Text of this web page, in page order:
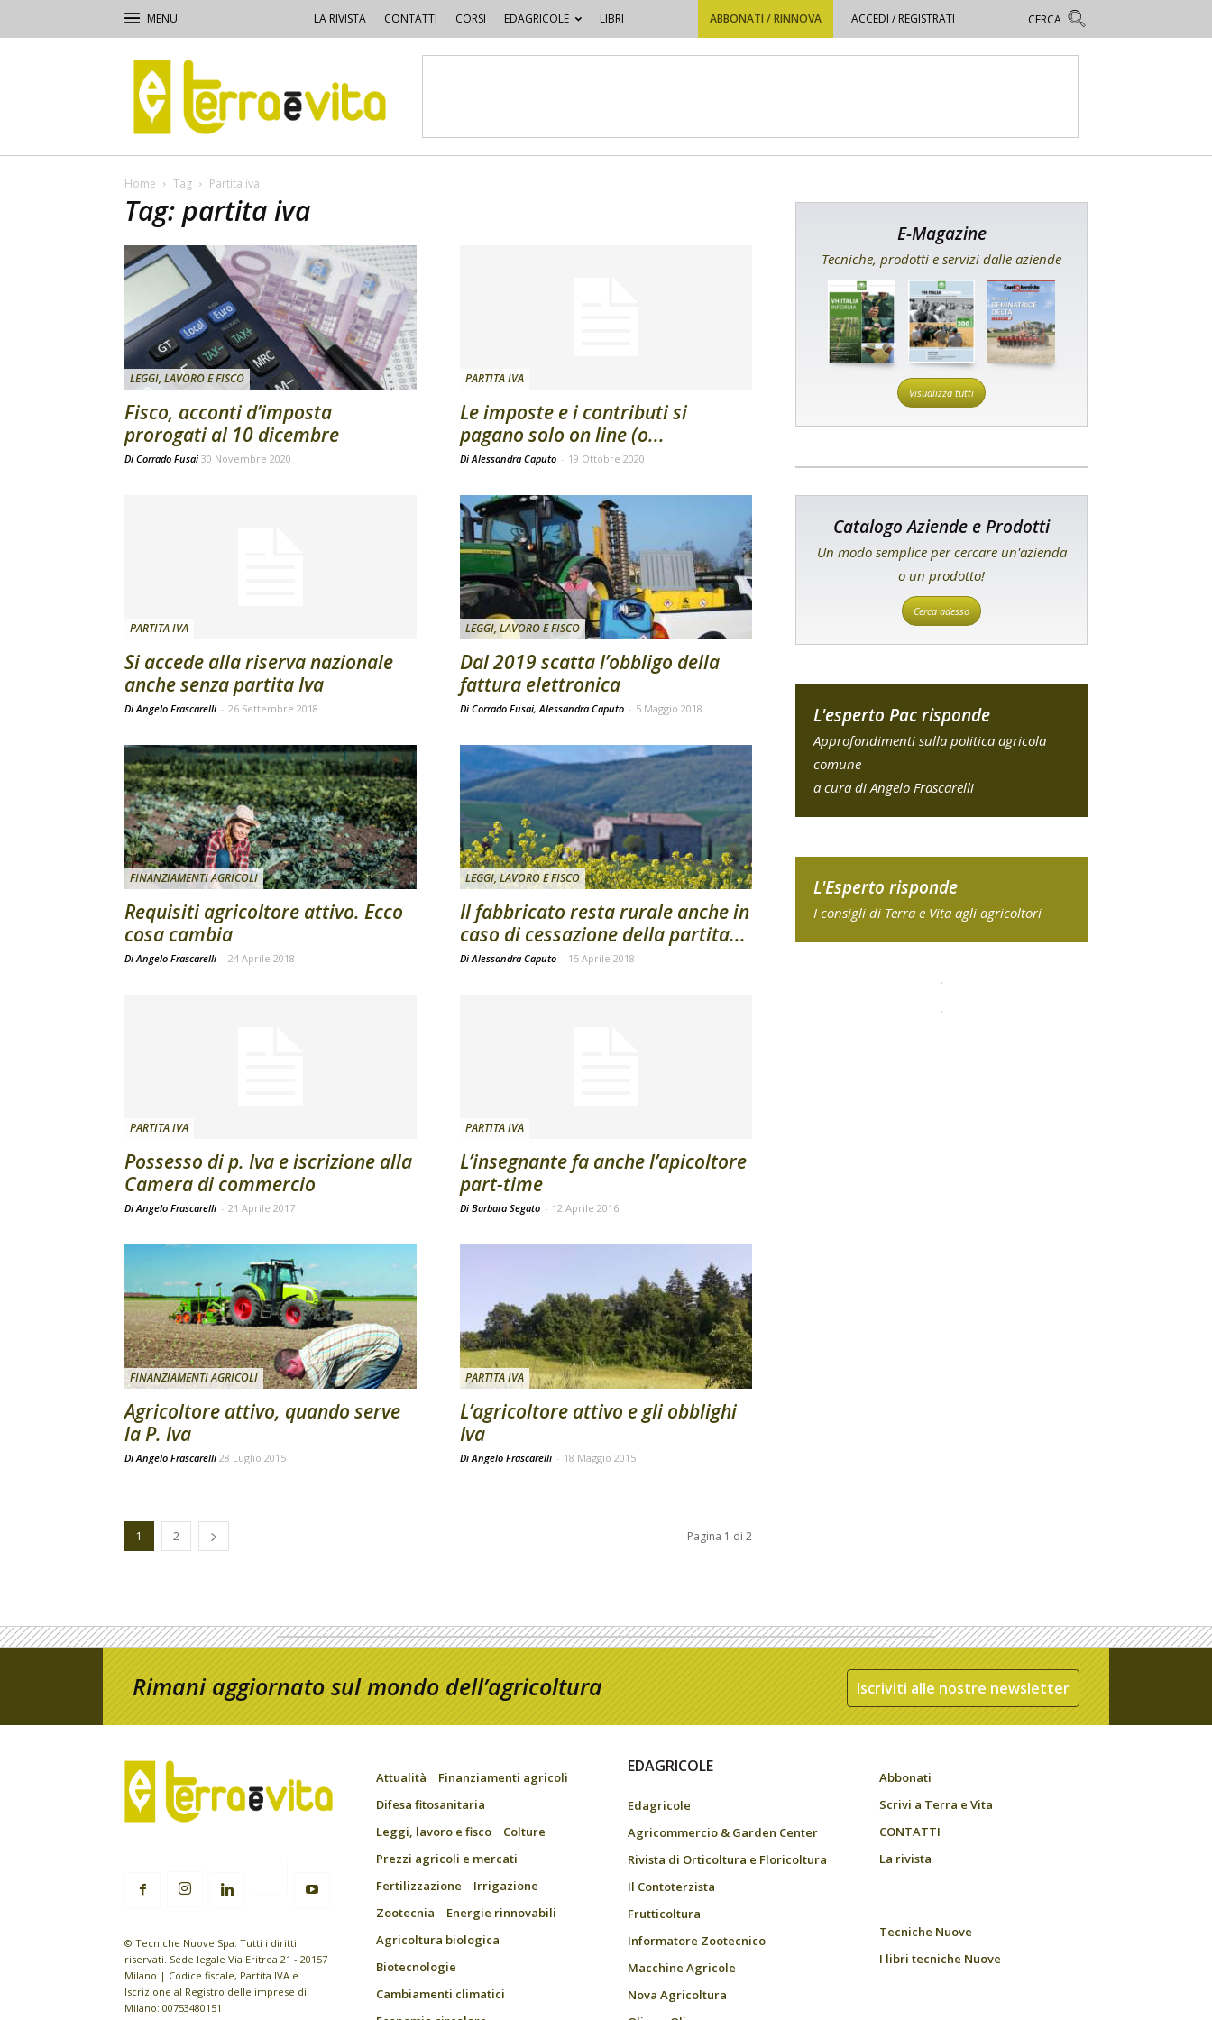
LA RIVISTA CONTATTI CORSI EDAGRICOLE LIBRI ABBONATI / RINNOVA ACCEDI / REGISTRATI
Terra
e
Vita
Home Tag Partita iva
Tag: partita iva
LEGGI, LAVORO E FISCO
Fisco, acconti d’imposta
prorogati al 10 dicembre
Di Corrado Fusai 30 Novembre 2020
PARTITA IVA
Le imposte e i contributi si
pagano solo on line (o...
Di Alessandra Caputo - 19 Ottobre 2020
PARTITA IVA
Si accede alla riserva nazionale
anche senza partita Iva
Di Angelo Frascarelli - 26 Settembre 2018
LEGGI, LAVORO E FISCO
Dal 2019 scatta l’obbligo della
fattura elettronica
Di Corrado Fusai, Alessandra Caputo - 5 Maggio 2018
FINANZIAMENTI AGRICOLI
Requisiti agricoltore attivo. Ecco
cosa cambia
Di Angelo Frascarelli - 24 Aprile 2018
LEGGI, LAVORO E FISCO
Il fabbricato resta rurale anche in
caso di cessazione della partita...
Di Alessandra Caputo - 15 Aprile 2018
PARTITA IVA
Possesso di p. Iva e iscrizione alla
Camera di commercio
Di Angelo Frascarelli - 21 Aprile 2017
PARTITA IVA
L’insegnante fa anche l’apicoltore
part-time
Di Barbara Segato - 12 Aprile 2016
FINANZIAMENTI AGRICOLI
Agricoltore attivo, quando serve
la P. Iva
DiAngelo Frascarelli 28 Luglio 2015
PARTITA IVA
L’agricoltore attivo e gli obblighi
Iva
Di Angelo Frascarelli - 18 Maggio 2015
1 2 Pagina 1 di 2
E-Magazine
Tecniche, prodotti e servizi dalle aziende
Visualizza tutti
Catalogo Aziende e Prodotti
Un modo semplice per cercare un'azienda
o un prodotto!
Cerca adesso
L'esperto Pac risponde
Approfondimenti sulla politica agricola
comune
a cura di Angelo Frascarelli
L'Esperto risponde
I consigli di Terra e Vita agli agricoltori
Rimani aggiornato sul mondo dell’agricoltura Iscriviti alle nostre newsletter
© Tecniche Nuove Spa. Tutti i diritti
riservati. Sede legale Via Eritrea 21 - 20157
Milano | Codice fiscale, Partita IVA e
Iscrizione al Registro delle imprese di
Milano: 00753480151
Attualità
Finanziamenti agricoli
Difesa fitosanitaria
Leggi, lavoro e fisco
Colture
Prezzi agricoli e mercati
Fertilizzazione
Irrigazione
Zootecnia
Energie rinnovabili
Agricoltura biologica
Biotecnologie
Cambiamenti climatici
EDAGRICOLE
Edagricole
Agricommercio & Garden Center
Rivista di Orticoltura e Floricoltura
Il Contoterzista
Frutticoltura
Informatore Zootecnico
Macchine Agricole
Nova Agricoltura
Abbonati
Scrivi a Terra e Vita
CONTATTI
La rivista
Tecniche Nuove
I libri tecniche Nuove